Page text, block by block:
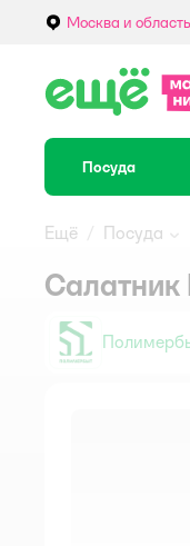
Выбор
Москва и область
Посуда
Ещё Посуда
Салатник